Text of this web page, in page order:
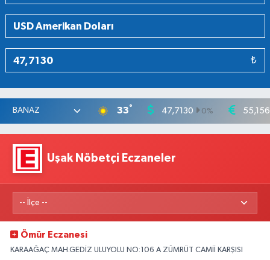
₺
33° 47,7130 0%
Uşak Nöbetçi Eczaneler
Ömür Eczanesi
KARAAĞAÇ MAH.GEDİZ ULUYOLU NO:106 A ZÜMRÜT CAMİİ KARŞISI